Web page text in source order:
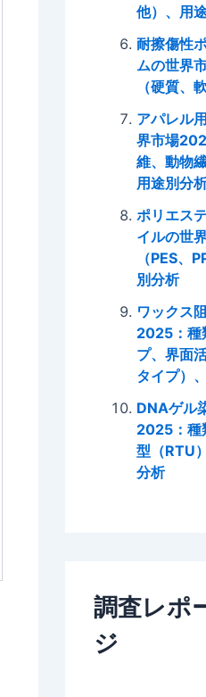
他）、用
耐擦傷性
ムの世界
（硬質、
アパレル
界市場
維、動物
用途別分
ポリエス
イルの世
（PES、
別分析
ワックス
2025：種
プ、界面
タイプ）
DNAゲル
2025：種
型（RTU
分析
調査レポ
ジ